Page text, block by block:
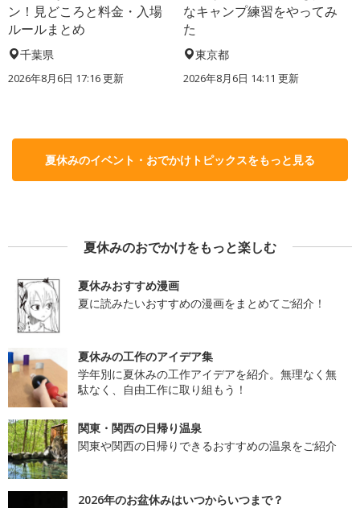
ン！見どころと料金・入場
ルールまとめ
千葉県
2026年8月6日 17:16更新
なキャンプ練習をやってみ
た
東京都
2026年8月6日 14:11 更新
夏休みのイベント・おでかけトピックスをもっと見る
夏休みのおでかけをもっと楽しむ
夏休みおすすめ漫画
夏に読みたいおすすめの漫画をまとめてご紹介！
夏休みの工作のアイデア集
学年別に夏休みの工作アイデアを紹介。無理なく無
駄なく、自由工作に取り組もう！
関東・関西の日帰り温泉
関東や関西の日帰りできるおすすめの温泉をご紹介
2026年のお盆休みはいつからいつまで？